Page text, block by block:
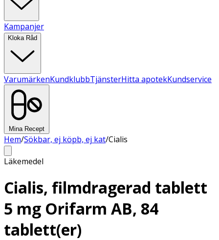
Kampanjer
Kloka Råd
VarumärkenKundklubbTjänsterHitta apotekKundservice
Mina Recept
Hem/Sökbar, ej köpb, ej kat/Cialis
Läkemedel
Cialis, filmdragerad tablett
5 mg Orifarm AB, 84
tablett(er)